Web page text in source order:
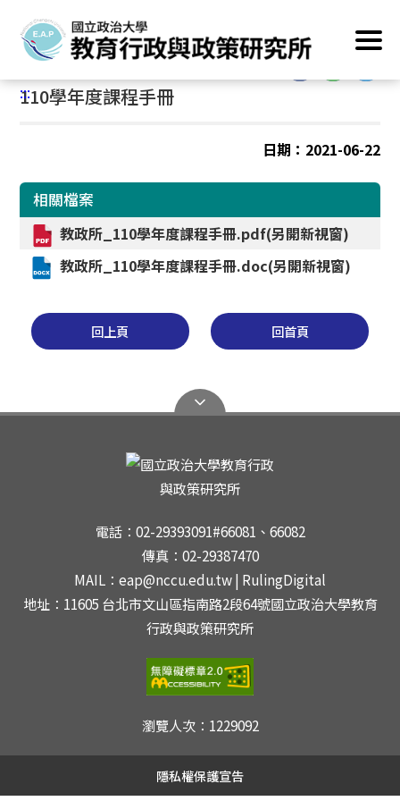
到
要
內
首頁 /主要業務 / 課程資訊
:::
110學年度課程手冊
日期：2021-06-22
相關檔案
教政所_110學年度課程手冊.pdf(另開新視窗)
教政所_110學年度課程手冊.doc(另開新視窗)
回上頁 回首頁
電話：02-29393091#66081、66082
傳真：02-29387470
MAIL：eap@nccu.edu.tw | RulingDigital
地址：11605 台北市文山區指南路2段64號國立政治大學教育
行政與政策研究所
瀏覽人次： 1229092
隱私權保護宣告